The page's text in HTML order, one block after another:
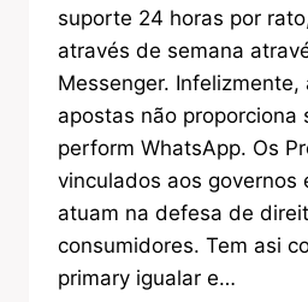
suporte 24 horas por
através de semana
Messenger. Infelizmente,
apostas não proporciona
perform WhatsApp. Os
vinculados aos governos
atuam na defesa de
consumidores. Tem asi
primary igualar e…